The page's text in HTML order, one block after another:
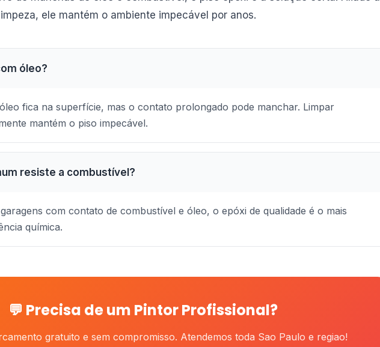
ele mantém o ambiente impecável por anos.
óleo?
fica na superfície, mas o contato prolongado pode manchar. Limpar
mantém o piso impecável.
resiste a combustível?
com contato de combustível e óleo, o epóxi de qualidade é o mais
química.
💬 Precisa de um Pintor Profissional?
gratuito e sem compromisso. Atendemos toda Sao Paulo e regiao!